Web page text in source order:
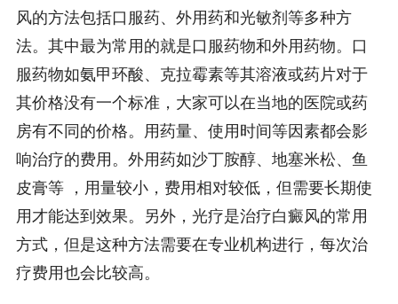
风的方法包括口服药、外用药和光敏剂等多种方
法。其中最为常用的就是口服药物和外用药物。口
服药物如氨甲环酸、克拉霉素等其溶液或药片对于
其价格没有一个标准，大家可以在当地的医院或药
房有不同的价格。用药量、使用时间等因素都会影
响治疗的费用。外用药如沙丁胺醇、地塞米松、鱼
皮膏等 ，用量较小，费用相对较低，但需要长期使
用才能达到效果。另外，光疗是治疗白癜风的常用
方式，但是这种方法需要在专业机构进行，每次治
疗费用也会比较高。